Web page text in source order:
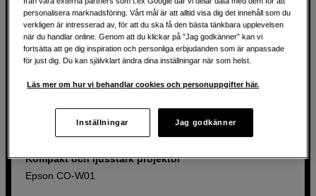
Kompakt och ljusstark projektor
Epson CO-W01
personalisera marknadsföring. Vårt mål är att alltid visa dig det innehåll som du
verkligen är intresserad av, för att du ska få den bästa tänkbara upplevelsen
när du handlar online. Genom att du klickar på ”Jag godkänner” kan vi
fortsätta att ge dig inspiration och personliga erbjudanden som är anpassade
för just dig. Du kan självklart ändra dina inställningar när som helst.
Läs mer om hur vi behandlar cookies och personuppgifter här.
Inställningar Jag godkänner